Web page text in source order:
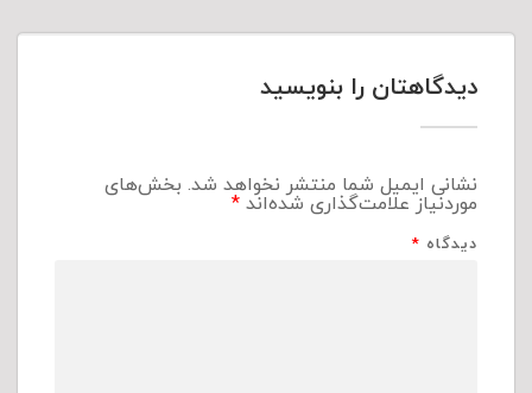
دیدگاهتان را بنویسید
نشانی ایمیل شما منتشر نخواهد شد. بخش‌های
موردنیاز علامت‌گذاری شده‌اند*
دیدگاه *